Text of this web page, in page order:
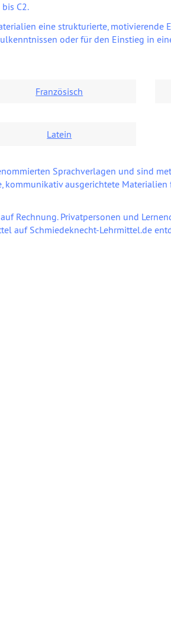
C2.
eine strukturierte, motivierende
oder für den Einstieg in
Französisch
Latein
Sprachverlagen und sind
kommunikativ ausgerichtete
Rechnung. Privatpersonen und
auf Schmiedeknecht-Lehrmittel.de